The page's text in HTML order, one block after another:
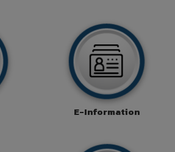
E-Information